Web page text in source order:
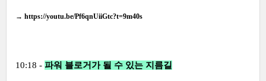
→ https://youtu.be/Pf6qnUiiGtc?t=9m40s
10:18 - 파워 블로거가 될 수 있는 지름길